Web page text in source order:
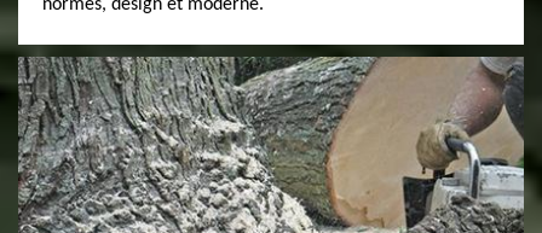
normes, design et moderne.